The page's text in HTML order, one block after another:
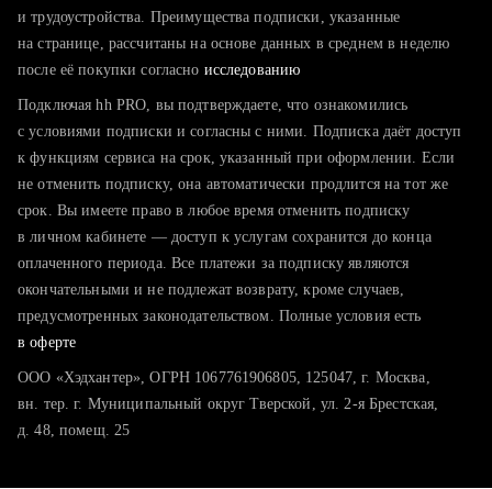
тратите много времени на поиск и вручную поднимаете
хотите сравнить себя с конкурентами и оценить шансы
и трудоустройства. Преимущества подписки, указанные
на странице, рассчитаны на основе данных в среднем в неделю
после её покупки согласно исследованию
Подключая hh PRO, вы подтверждаете, что ознакомились
с условиями подписки и согласны с ними. Подписка даёт доступ
к функциям сервиса на срок, указанный при оформлении. Если
не отменить подписку, она автоматически продлится на тот же
срок. Вы имеете право в любое время отменить подписку
в личном кабинете — доступ к услугам сохранится до конца
оплаченного периода. Все платежи за подписку являются
окончательными и не подлежат возврату, кроме случаев,
предусмотренных законодательством. Полные условия есть
в оферте
ООО «Хэдхантер», ОГРН 1067761906805, 125047, г. Москва,
вн. тер. г. Муниципальный округ Тверской, ул. 2-я Брестская,
д. 48, помещ. 25